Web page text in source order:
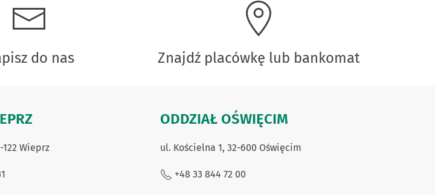
do nas Znajdź placówkę lub bankomat
Wieprz
ODDZIAŁ OŚWIĘCIM
ul. Kościelna 1, 32-600 Oświęcim
+48 33 844 72 00